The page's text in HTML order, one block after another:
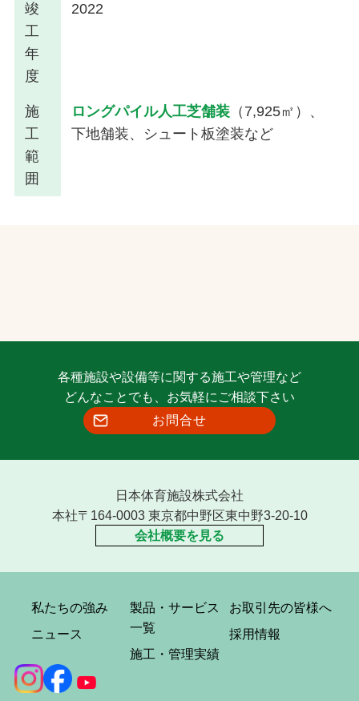
竣
工
年
度
2022
施
工
範
囲
ロングパイル人工芝舗装 （7,925㎡）、
下地舗装、シュート板塗装など
各種施設や設備等に関する施工や管理など
どんなことでも、お気軽にご相談下さい
お問合せ
日本体育施設株式会社
本社〒164-0003 東京都中野区東中野3-20-10
会社概要を見る
私たちの強み
ニュース
製品・サービス
一覧
施工・管理実績
お取引先の皆様へ
採用情報